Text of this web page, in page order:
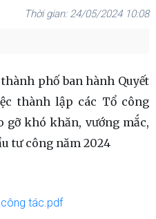
24/05/2024 10:08
phố ban hành Quyết
thành lập các Tổ công
gỡ khó khăn, vướng mắc,
tư công năm 2024
tác.pdf